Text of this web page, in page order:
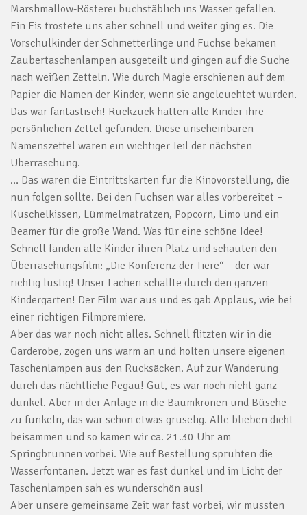
Marshmallow-Rösterei buchstäblich ins Wasser gefallen.
Ein Eis tröstete uns aber schnell und weiter ging es. Die
Vorschulkinder der Schmetterlinge und Füchse bekamen
Zaubertaschenlampen ausgeteilt und gingen auf die Suche
nach weißen Zetteln. Wie durch Magie erschienen auf dem
Papier die Namen der Kinder, wenn sie angeleuchtet wurden.
Das war fantastisch! Ruckzuck hatten alle Kinder ihre
persönlichen Zettel gefunden. Diese unscheinbaren
Namenszettel waren ein wichtiger Teil der nächsten
Überraschung.
… Das waren die Eintrittskarten für die Kinovorstellung, die
nun folgen sollte. Bei den Füchsen war alles vorbereitet –
Kuschelkissen, Lümmelmatratzen, Popcorn, Limo und ein
Beamer für die große Wand. Was für eine schöne Idee!
Schnell fanden alle Kinder ihren Platz und schauten den
Überraschungsfilm: „Die Konferenz der Tiere“ – der war
richtig lustig! Unser Lachen schallte durch den ganzen
Kindergarten! Der Film war aus und es gab Applaus, wie bei
einer richtigen Filmpremiere.
Aber das war noch nicht alles. Schnell flitzten wir in die
Garderobe, zogen uns warm an und holten unsere eigenen
Taschenlampen aus den Rucksäcken. Auf zur Wanderung
durch das nächtliche Pegau! Gut, es war noch nicht ganz
dunkel. Aber in der Anlage in die Baumkronen und Büsche
zu funkeln, das war schon etwas gruselig. Alle blieben dicht
beisammen und so kamen wir ca. 21.30 Uhr am
Springbrunnen vorbei. Wie auf Bestellung sprühten die
Wasserfontänen. Jetzt war es fast dunkel und im Licht der
Taschenlampen sah es wunderschön aus!
Aber unsere gemeinsame Zeit war fast vorbei, wir mussten